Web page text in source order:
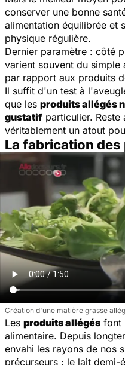
conserver une bonne
alimentation équilibrée et
physique régulière.
Dernier paramètre : côté
varient souvent du
par rapport aux produits
Il suffit d'un test à
que les produits allégés
gustatif particulier.
véritablement un atout
La fabrication
Création d'une matière grasse
Les produits allégés font
alimentaire. Depuis
envahi les rayons de nos
précurseurs : le lait demi-